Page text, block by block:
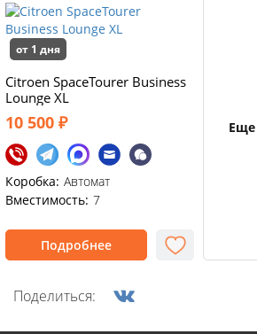
от 1 дня
Citroen SpaceTourer Business
Lounge XL
10 500 ₽
Коробка: Автомат
Вместимость: 7
Подробнее
Еще
Поделиться: